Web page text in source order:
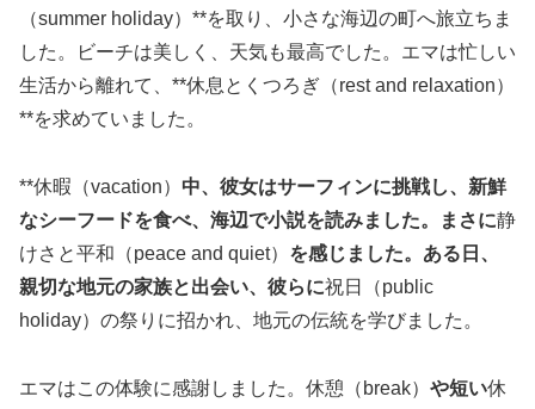
（summer holiday）**を取り、小さな海辺の町へ旅立ちま
した。ビーチは美しく、天気も最高でした。エマは忙しい
生活から離れて、**休息とくつろぎ（rest and relaxation）
**を求めていました。
**休暇（vacation） 中、彼女はサーフィンに挑戦し、新鮮
なシーフードを食べ、海辺で小説を読みました。まさに静
けさと平和（peace and quiet） を感じました。ある日、
親切な地元の家族と出会い、彼らに祝日（public
holiday）の祭りに招かれ、地元の伝統を学びました。
エマはこの体験に感謝しました。休憩（break） や短い休